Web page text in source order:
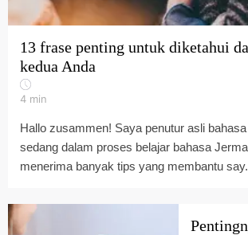
13 frase penting untuk diketahui
kedua Anda
4 min
Hallo zusammen! Saya penutur asli
sedang dalam proses belajar bahasa
menerima banyak tips yang membantu